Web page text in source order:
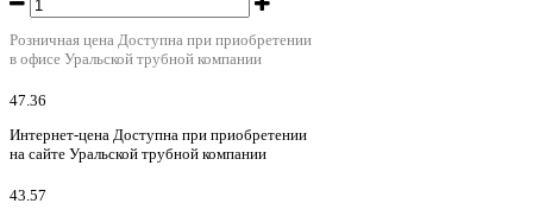
Розничная цена Доступна при приобретении
в офисе Уральской трубной компании
47.36
Интернет-цена Доступна при приобретении
на сайте Уральской трубной компании
43.57